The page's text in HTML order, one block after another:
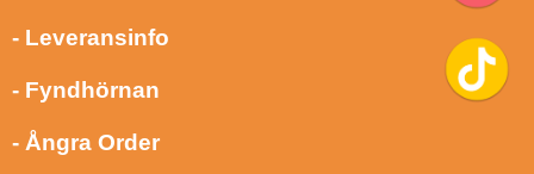
- Leveransinfo
- Fyndhörnan
- Ångra Order